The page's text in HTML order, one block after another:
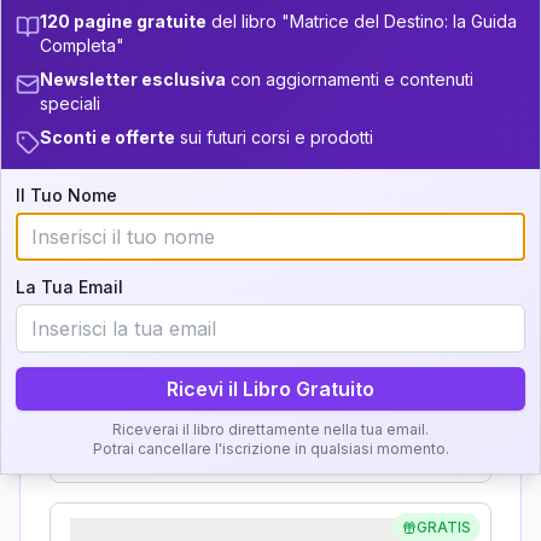
16-17.5 +4 16
17.5-18.5 11
36-37.5
Analisi, Significato e
Interpretazione
Clicca su ogni zona per leggere la definizione e
Zona del Ritratto
Importanza:
Karma Genitore-Figlio
Importanza:
GRATIS
120 pagine gratuite del libro "Matrice del Destino: la Guida
Completa"
Newsletter esclusiva con aggiornamenti e contenuti
speciali
Sconti e offerte sui futuri corsi e prodotti
Il Tuo Nome
La Tua Email
Ricevi il Libro Gratuito
Riceverai il libro direttamente nella tua email.
Potrai cancellare l'iscrizione in qualsiasi momento.